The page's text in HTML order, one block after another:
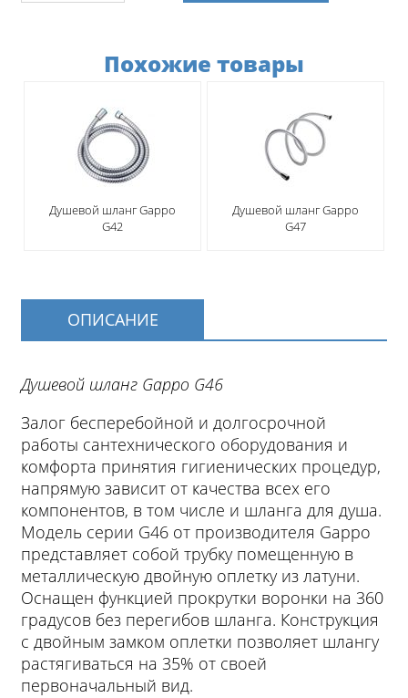
Похожие товары
Душевой шланг Gappo
G42
Душевой шланг Gappo
G47
ОПИСАНИЕ
Душевой шланг Gappo G46
Залог бесперебойной и долгосрочной
работы сантехнического оборудования и
комфорта принятия гигиенических процедур,
напрямую зависит от качества всех его
компонентов, в том числе и шланга для душа.
Модель серии G46 от производителя Gappo
представляет собой трубку помещенную в
металлическую двойную оплетку из латуни.
Оснащен функцией прокрутки воронки на 360
градусов без перегибов шланга. Конструкция
с двойным замком оплетки позволяет шлангу
растягиваться на 35% от своей
первоначальный вид.